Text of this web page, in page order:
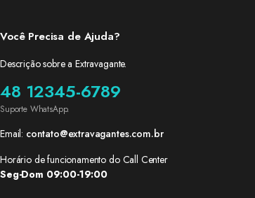
Você Precisa de Ajuda?
Descrição sobre a Extravagante.
48 12345-6789
Suporte WhatsApp.
Email: contato@extravagantes.com.br
Horário de funcionamento do Call Center
Seg-Dom 09:00-19:00